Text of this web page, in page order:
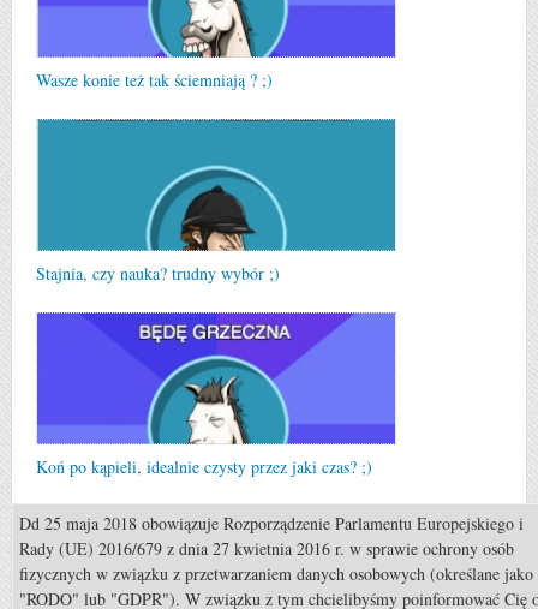
Wasze konie też tak ściemniają ? ;)
Stajnia, czy nauka? trudny wybór ;)
Koń po kąpieli, idealnie czysty przez jaki czas? ;)
Dd 25 maja 2018 obowiązuje Rozporządzenie Parlamentu Europejskiego i
Rady (UE) 2016/679 z dnia 27 kwietnia 2016 r. w sprawie ochrony osób
fizycznych w związku z przetwarzaniem danych osobowych (określane jako
"RODO" lub "GDPR"). W związku z tym chcielibyśmy poinformować Cię